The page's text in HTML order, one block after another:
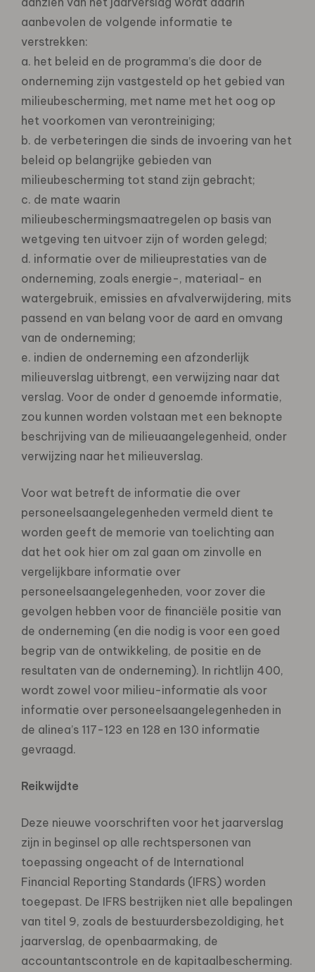
aanbevolen de volgende informatie te
verstrekken:
a. het beleid en de programma’s die door de
onderneming zijn vastgesteld op het gebied van
milieubescherming, met name met het oog op
het voorkomen van verontreiniging;
b. de verbeteringen die sinds de invoering van het
beleid op belangrijke gebieden van
milieubescherming tot stand zijn gebracht;
c. de mate waarin
milieubeschermingsmaatregelen op basis van
wetgeving ten uitvoer zijn of worden gelegd;
d. informatie over de milieuprestaties van de
onderneming, zoals energie-, materiaal- en
watergebruik, emissies en afvalverwijdering, mits
passend en van belang voor de aard en omvang
van de onderneming;
e. indien de onderneming een afzonderlijk
milieuverslag uitbrengt, een verwijzing naar dat
verslag. Voor de onder d genoemde informatie,
zou kunnen worden volstaan met een beknopte
beschrijving van de milieuaangelegenheid, onder
verwijzing naar het milieuverslag.
Voor wat betreft de informatie die over
personeelsaangelegenheden vermeld dient te
worden geeft de memorie van toelichting aan
dat het ook hier om zal gaan om zinvolle en
vergelijkbare informatie over
personeelsaangelegenheden, voor zover die
gevolgen hebben voor de financiële positie van
de onderneming (en die nodig is voor een goed
begrip van de ontwikkeling, de positie en de
resultaten van de onderneming). In richtlijn 400,
wordt zowel voor milieu-informatie als voor
informatie over personeelsaangelegenheden in
de alinea’s 117-123 en 128 en 130 informatie
gevraagd.
Reikwijdte
Deze nieuwe voorschriften voor het jaarverslag
zijn in beginsel op alle rechtspersonen van
toepassing ongeacht of de International
Financial Reporting Standards (IFRS) worden
toegepast. De IFRS bestrijken niet alle bepalingen
van titel 9, zoals de bestuurdersbezoldiging, het
jaarverslag, de openbaarmaking, de
accountantscontrole en de kapitaalbescherming.